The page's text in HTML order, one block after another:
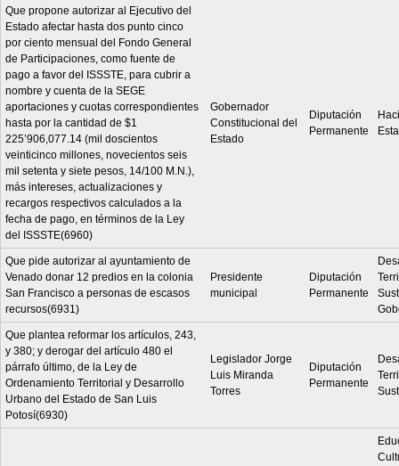
Que propone autorizar al Ejecutivo del
Estado afectar hasta dos punto cinco
por ciento mensual del Fondo General
de Participaciones, como fuente de
pago a favor del ISSSTE, para cubrir a
nombre y cuenta de la SEGE
aportaciones y cuotas correspondientes
hasta por la cantidad de $1
225’906,077.14 (mil doscientos
veinticinco millones, novecientos seis
mil setenta y siete pesos, 14/100 M.N.),
más intereses, actualizaciones y
recargos respectivos calculados a la
fecha de pago, en términos de la Ley
del ISSSTE(6960)
Gobernador
Constitucional del
Estado
Diputación
Permanente
Que pide autorizar al ayuntamiento de
Venado donar 12 predios en la colonia
San Francisco a personas de escasos
recursos(6931)
Presidente
municipal
Diputación
Permanente
Que plantea reformar los artículos, 243,
y 380; y derogar del artículo 480 el
párrafo último, de la Ley de
Ordenamiento Territorial y Desarrollo
Urbano del Estado de San Luis
Potosí(6930)
Legislador Jorge
Luis Miranda
Torres
Diputación
Permanente